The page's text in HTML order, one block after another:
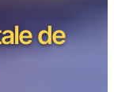
de